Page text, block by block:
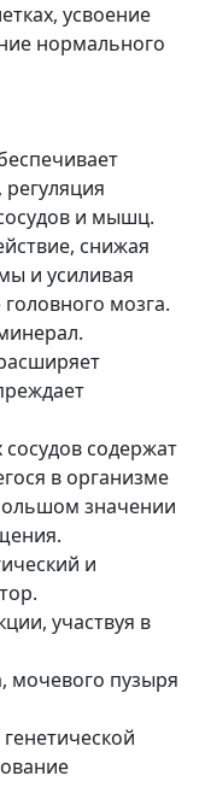
усвоение
нормального
и мышц.
снижая
и усиливая
мозга.
содержат
в организме
значении
и
участвуя в
мочевого пузыря